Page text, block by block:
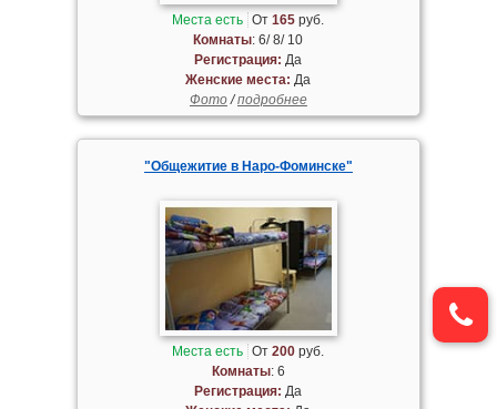
Места есть От165 руб.
Комнаты: 6/ 8/ 10
Регистрация: Да
Женские места: Да
Фото/подробнее
"Общежитие в Наро-Фоминске"
Места есть От200 руб.
Комнаты: 6
Регистрация: Да